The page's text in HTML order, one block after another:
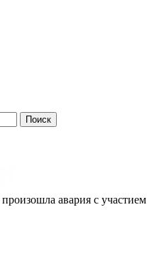
авария с участием